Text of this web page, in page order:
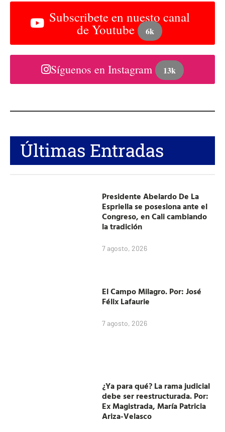
Subscribete en nuesto canal
de Youtube 6k
Síguenos en Instagram 13k
Últimas Entradas
Presidente Abelardo De La
Espriella se posesiona ante el
Congreso, en Cali cambiando
la tradición
7 agosto, 2026
El Campo Milagro. Por: José
Félix Lafaurie
7 agosto, 2026
¿Ya para qué? La rama judicial
debe ser reestructurada. Por:
Ex Magistrada, María Patricia
Ariza-Velasco